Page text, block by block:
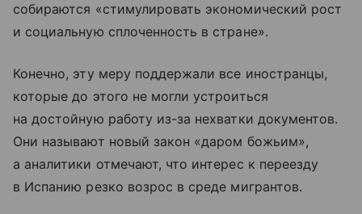
собираются «стимулировать экономический рост
и социальную сплоченность в стране».
Конечно, эту меру поддержали все иностранцы,
которые до этого не могли устроиться
на достойную работу из-за нехватки документов.
Они называют новый закон «даром божьим»,
а аналитики отмечают, что интерес к переезду
в Испанию резко возрос в среде мигрантов.